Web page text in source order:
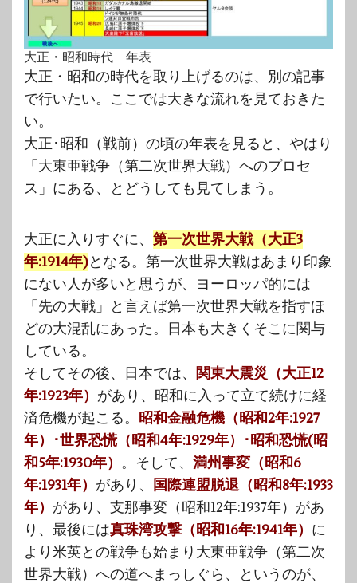
大正・昭和時代 年表
大正・昭和の時代を取り上げるのは、別の記事
で行いたい。ここでは大きな流れを見ておきた
い。
大正･昭和（戦前）の頃の年表を見ると、やはり
「大東亜戦争（第二次世界大戦）へのプロセ
ス」にある、とどうしても見てしまう。
大正に入りすぐに、 第一次世界大戦（大正3
年:1914年)となる。第一次世界大戦はあまり印象
にない人が多いと思うが、ヨーロッパ的には
「先の大戦」と言えば第一次世界大戦を指すほ
どの大混乱にあった。日本も大きくそこに関与
している。
そしてその後、日本では、 関東大震災（大正12
年:1923年） があり、昭和に入って立て続けに経
済危機が起こる。 昭和金融危機（昭和2年:1927
年）･世界恐慌（昭和4年:1929年）･昭和恐慌(昭
和5年:1930年） 。そして、 満州事変（昭和6
年:1931年） があり、
国際連盟脱退（昭和8年:1933
年） があり、支那事変（昭和12年:1937年）があ
り、最後には真珠湾攻撃（昭和16年:1941年） に
より米英との戦争も始まり大東亜戦争（第二次
世界大戦）への道へまっしぐら、というのが、